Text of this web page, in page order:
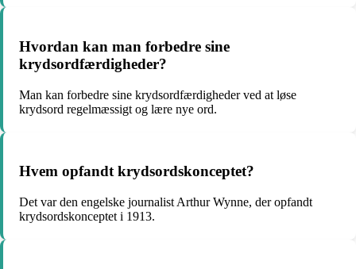
Hvordan kan man forbedre sine
krydsordfærdigheder?
Man kan forbedre sine krydsordfærdigheder ved at løse
krydsord regelmæssigt og lære nye ord.
Hvem opfandt krydsordskonceptet?
Det var den engelske journalist Arthur Wynne, der opfandt
krydsordskonceptet i 1913.